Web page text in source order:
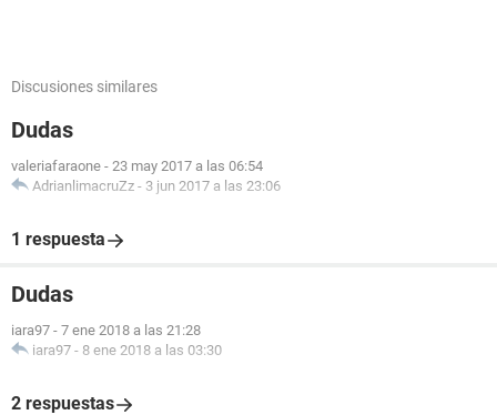
Discusiones similares
Dudas
valeriafaraone - 23 may 2017 a las 06:54
AdrianlimacruZz - 3 jun 2017 a las 23:06
1 respuesta
Dudas
iara97 - 7 ene 2018 a las 21:28
iara97 - 8 ene 2018 a las 03:30
2 respuestas